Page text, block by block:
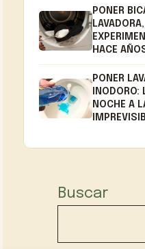
PONER
HACE
PONER
INODORO:
NOCHE A
Buscar